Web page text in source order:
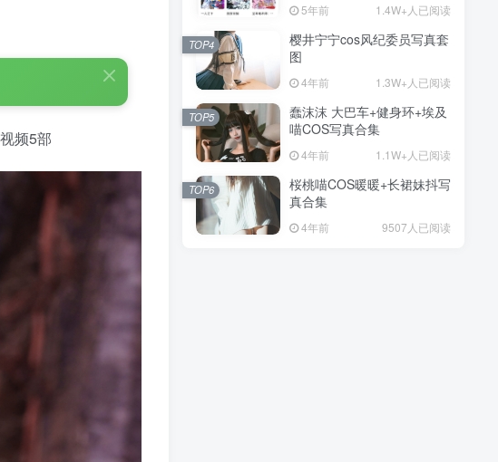
频5部
5年前 1.4W+人已阅读
樱井宁宁cos风纪委员写真套
图
4年前 1.3W+人已阅读
TOP4
蠢沫沫 大巴车+健身环+埃及
喵COS写真合集
4年前 1.1W+人已阅读
TOP5
桜桃喵COS暖暖+长裙妹抖写
真合集
4年前 9507人已阅读
TOP6